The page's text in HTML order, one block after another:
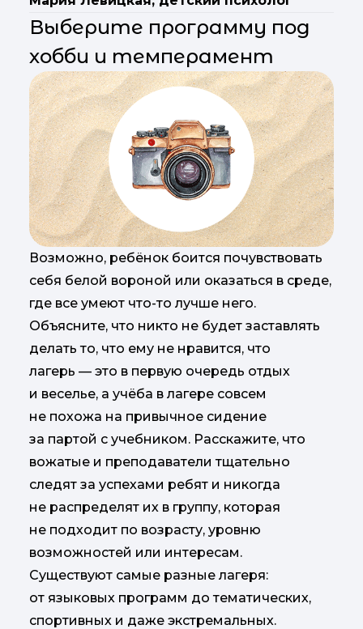
Выберите программу под
хобби и темперамент
Возможно, ребёнок боится почувствовать
себя белой вороной или оказаться в среде,
где все умеют что-то лучше него.
Объясните, что никто не будет заставлять
делать то, что ему не нравится, что
лагерь — это в первую очередь отдых
и веселье, а учёба в лагере совсем
не похожа на привычное сидение
за партой с учебником. Расскажите, что
вожатые и преподаватели тщательно
следят за успехами ребят и никогда
не распределят их в группу, которая
не подходит по возрасту, уровню
возможностей или интересам.
Существуют самые разные лагеря:
от языковых программ до тематических,
спортивных и даже экстремальных.